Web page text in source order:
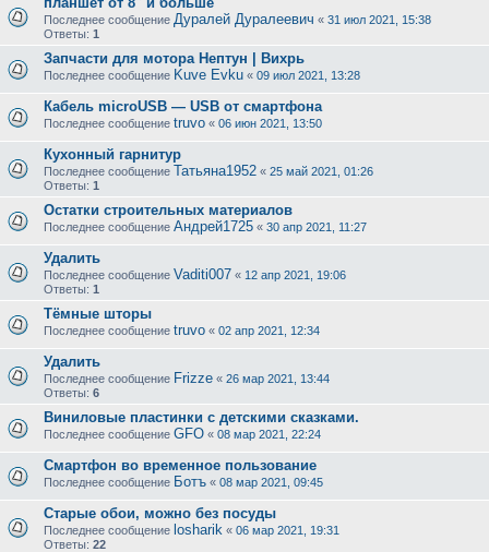
Последнее сообщение Дуралей Дуралеевич « 31 июл 2021, 15:38
Ответы: 1
Запчасти для мотора Нептун | Вихрь
Последнее сообщение Kuve Evku « 09 июл 2021, 13:28
Кабель microUSB — USB от смартфона
Последнее сообщение truvo « 06 июн 2021, 13:50
Кухонный гарнитур
Последнее сообщение Татьяна1952 « 25 май 2021, 01:26
Ответы: 1
Остатки строительных материалов
Последнее сообщение Андрей1725 « 30 апр 2021, 11:27
Удалить
Последнее сообщение Vaditi007 « 12 апр 2021, 19:06
Ответы: 1
Тёмные шторы
Последнее сообщение truvo « 02 апр 2021, 12:34
Удалить
Последнее сообщение Frizze « 26 мар 2021, 13:44
Ответы: 6
Виниловые пластинки с детскими сказками.
Последнее сообщение GFO « 08 мар 2021, 22:24
Смартфон во временное пользование
Последнее сообщение Ботъ « 08 мар 2021, 09:45
Cтарые обои, можно без посуды
Последнее сообщение losharik « 06 мар 2021, 19:31
Ответы: 22